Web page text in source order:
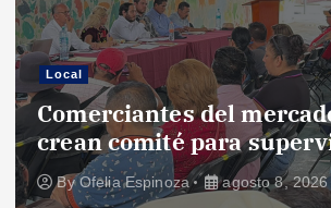
Local
Comerciantes del
crean comité para
ByOfelia Espinoza agosto 8, 2026